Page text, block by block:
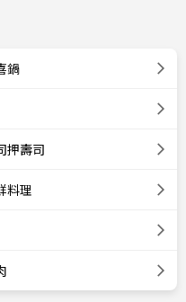
鍋
押壽司
料理